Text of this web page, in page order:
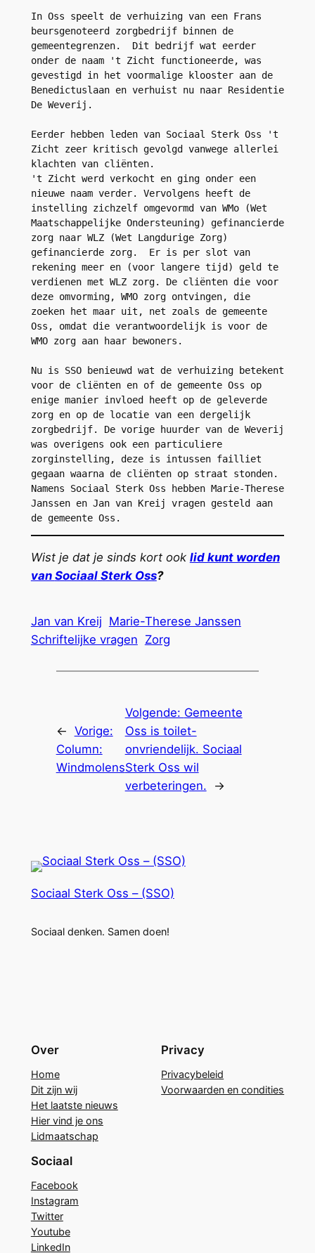
In Oss speelt de verhuizing van een Frans
beursgenoteerd zorgbedrijf binnen de
gemeentegrenzen.  Dit bedrijf wat eerder
onder de naam 't Zicht functioneerde, was
gevestigd in het voormalige klooster aan de
Benedictuslaan en verhuist nu naar Residentie
De Weverij.
Eerder hebben leden van Sociaal Sterk Oss 't
Zicht zeer kritisch gevolgd vanwege allerlei
klachten van cliënten.
't Zicht werd verkocht en ging onder een
nieuwe naam verder. Vervolgens heeft de
instelling zichzelf omgevormd van WMo (Wet
Maatschappelijke Ondersteuning) gefinancierde
zorg naar WLZ (Wet Langdurige Zorg)
gefinancierde zorg.  Er is per slot van
rekening meer en (voor langere tijd) geld te
verdienen met WLZ zorg. De cliënten die voor
deze omvorming, WMO zorg ontvingen, die
zoeken het maar uit, net zoals de gemeente
Oss, omdat die verantwoordelijk is voor de
WMO zorg aan haar bewoners.
Nu is SSO benieuwd wat de verhuizing betekent
voor de cliënten en of de gemeente Oss op
enige manier invloed heeft op de geleverde
zorg en op de locatie van een dergelijk
zorgbedrijf. De vorige huurder van de Weverij
was overigens ook een particuliere
zorginstelling, deze is intussen failliet
gegaan waarna de cliënten op straat stonden.
Namens Sociaal Sterk Oss hebben Marie-Therese
Janssen en Jan van Kreij vragen gesteld aan
de gemeente Oss.
Wist je dat je sinds kort ook lid kunt worden
van SociaalSterk Oss?
Jan van Kreij Marie-Therese Janssen
Schriftelijke vragen Zorg
← Vorige:
Column:
Windmolens
Volgende: Gemeente
Oss is toilet-
onvriendelijk. Sociaal
Sterk Oss wil
verbeteringen.
→
Sociaal Sterk Oss – (SSO)
Sociaal denken. Samen doen!
Over
Home
Dit zijn wij
Het laatste nieuws
Hier vind je ons
Lidmaatschap
Privacy
Privacybeleid
Voorwaarden en condities
Sociaal
Facebook
Instagram
Twitter
Youtube
LinkedIn